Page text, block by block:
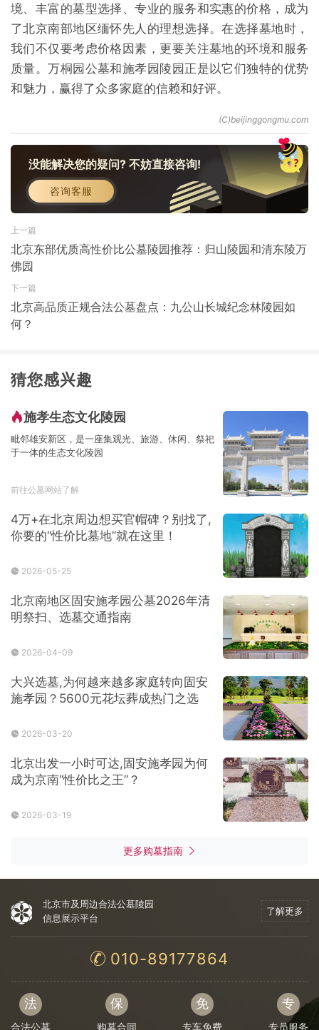
境、丰富的墓型选择、专业的服务和实惠的价格，成为
了北京南部地区缅怀先人的理想选择。在选择墓地时，
我们不仅要考虑价格因素，更要关注墓地的环境和服务
质量。万桐园公墓和施孝园陵园正是以它们独特的优势
和魅力，赢得了众多家庭的信赖和好评。
没能解决您的疑问? 不妨直接咨询!
咨询客服
上一篇
北京东部优质高性价比公墓陵园推荐：归山陵园和清东陵万
佛园
下一篇
北京高品质正规合法公墓盘点：九公山长城纪念林陵园如
何？
猜您感兴趣
施孝生态文化陵园
毗邻雄安新区，是一座集观光、旅游、休闲、祭祀
于一体的生态文化陵园
前往公墓网站了解
4万+在北京周边想买官帽碑？别找了,
你要的“性价比墓地”就在这里！
2026-05-25
北京南地区固安施孝园公墓2026年清
明祭扫、选墓交通指南
2026-04-09
大兴选墓,为何越来越多家庭转向固安
施孝园？5600元花坛葬成热门之选
2026-03-20
北京出发一小时可达,固安施孝园为何
成为京南“性价比之王”？
2026-03-19
更多购墓指南
北京市及周边合法公墓陵园
信息展示平台
了解更多
010-89177864
法
合法公墓
保
购墓合同
免
专车免费
专
专员服务